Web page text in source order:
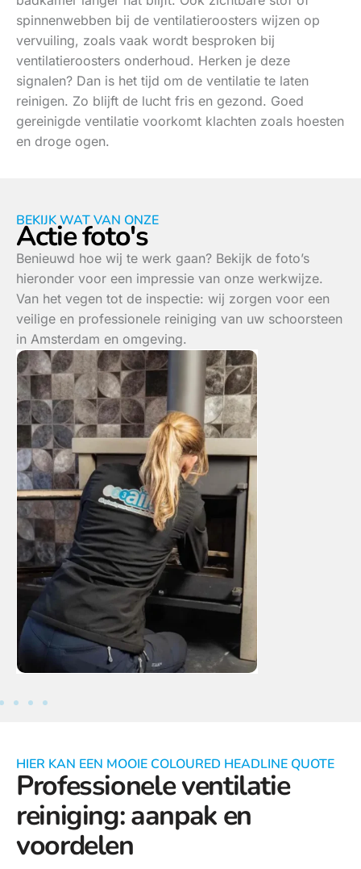
spinnenwebben bij de ventilatieroosters wijzen op
vervuiling, zoals vaak wordt besproken bij
ventilatieroosters onderhoud. Herken je deze
signalen? Dan is het tijd om de ventilatie te laten
reinigen. Zo blijft de lucht fris en gezond. Goed
gereinigde ventilatie voorkomt klachten zoals hoesten
en droge ogen.
BEKIJK WAT VAN ONZE
Actie foto's
Benieuwd hoe wij te werk gaan? Bekijk de foto’s
hieronder voor een impressie van onze werkwijze.
Van het vegen tot de inspectie: wij zorgen voor een
veilige en professionele reiniging van uw schoorsteen
in Amsterdam en omgeving.
HIER KAN EEN MOOIE COLOURED HEADLINE QUOTE
Professionele ventilatie
reiniging: aanpak en
voordelen